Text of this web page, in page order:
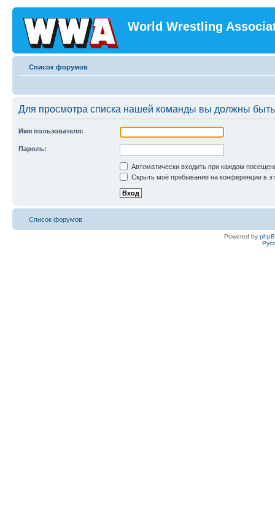
World Wrestling
Список форумов
Для просмотра списка нашей команды вы должны
Имя пользователя:
Пароль:
Автоматически входить при каждом
Скрыть моё пребывание на конференции в
Список форумов
Powered by